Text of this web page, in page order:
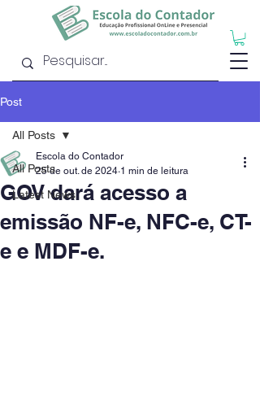
Post
All Posts
Latest News
All Posts
GOV dará acesso a
emissão NF-e, NFC-e, CT-
e e MDF-e.
Escola do Contador
25 de out. de 2024 1 min de leitura